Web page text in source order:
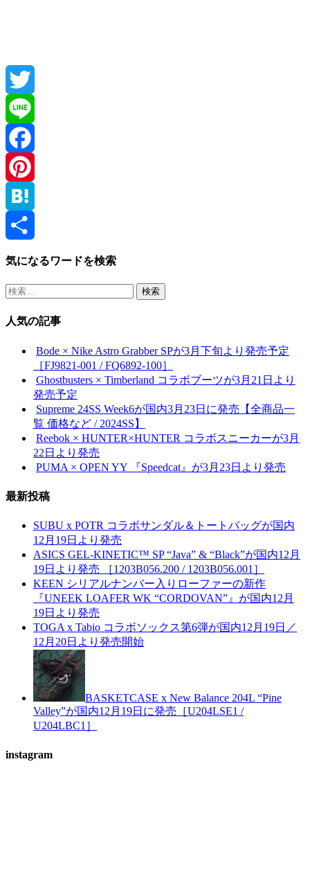
Twitter
Line
Facebook
Pinterest
Hatena
共
有
気になるワードを検索
検
人気の記事
Bode × Nike Astro Grabber SPが3月下旬より発売予定
［FJ9821-001 / FQ6892-100］
Ghostbusters × Timberland コラボブーツが3月21日より
発売予定
Supreme 24SS Week6が国内3月23日に発売【全商品一
覧 価格など / 2024SS】
Reebok × HUNTER×HUNTER コラボスニーカーが3月
22日より発売
PUMA × OPEN YY 『Speedcat』が3月23日より発売
最新投稿
SUBU x POTR コラボサンダル＆トートバッグが国内
12月19日より発売
ASICS GEL-KINETIC™ SP “Java” & “Black”が国内12月
19日より発売 ［1203B056.200 / 1203B056.001］
KEEN シリアルナンバー入りローファーの新作
『UNEEK LOAFER WK “CORDOVAN”』が国内12月
19日より発売
TOGA x Tabio コラボソックス第6弾が国内12月19日／
12月20日より発売開始
BASKETCASE x New Balance 204L “Pine
Valley”が国内12月19日に発売［U204LSE1 /
U204LBC1］
instagram